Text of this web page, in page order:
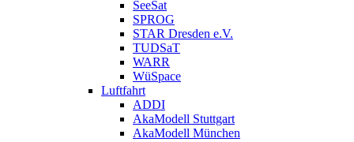
SeeSat
SPROG
STAR Dresden e.V.
TUDSaT
WARR
WüSpace
Luftfahrt
ADDI
AkaModell Stuttgart
AkaModell München